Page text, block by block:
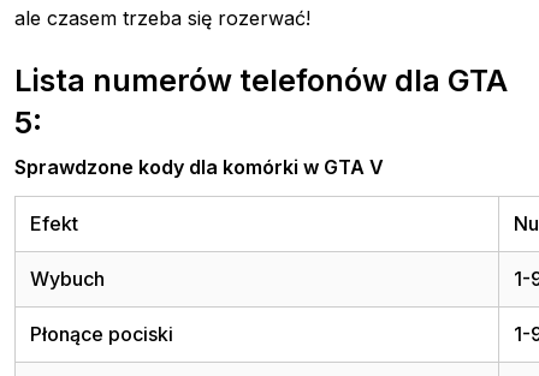
ale czasem trzeba się rozerwać!
Lista numerów telefonów dla GTA
5:
Sprawdzone kody dla komórki w GTA V
Efekt
Wybuch 1-
Płonące pociski 1-